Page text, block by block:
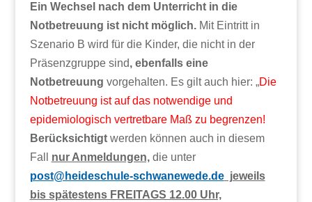
Ein Wechsel nach dem Unterricht in die
Notbetreuung ist nicht möglich. Mit Eintritt in
Szenario B wird für die Kinder, die nicht in der
Präsenzgruppe sind, ebenfalls eine
Notbetreuung vorgehalten. Es gilt auch hier: „Die
Notbetreuung ist auf das notwendige und
epidemiologisch vertretbare Maß zu begrenzen!
Berücksichtigtwerden können auch in diesem
Fall nur Anmeldungen,die unter
post@heideschule-schwanewede.dejeweils
bis spätestens FREITAGS 12.00 Uhr,